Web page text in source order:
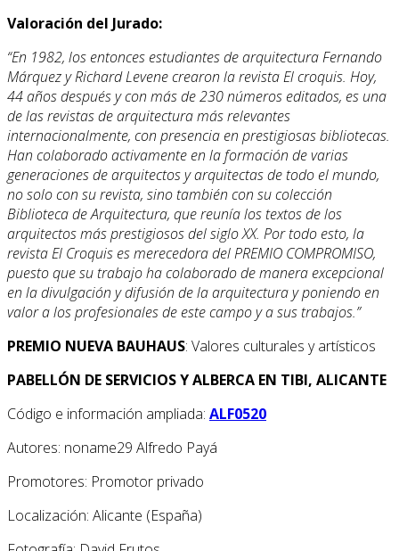
Valoración del Jurado:
“En 1982, los entonces estudiantes de arquitectura Fernando
Márquez y Richard Levene crearon la revista El croquis. Hoy,
44 años después y con más de 230 números editados, es una
de las revistas de arquitectura más relevantes
internacionalmente, con presencia en prestigiosas bibliotecas.
Han colaborado activamente en la formación de varias
generaciones de arquitectos y arquitectas de todo el mundo,
no solo con su revista, sino también con su colección
Biblioteca de Arquitectura, que reunía los textos de los
arquitectos más prestigiosos del siglo XX. Por todo esto, la
revista El Croquis es merecedora del PREMIO COMPROMISO,
puesto que su trabajo ha colaborado de manera excepcional
en la divulgación y difusión de la arquitectura y poniendo en
valor a los profesionales de este campo y a sus trabajos.”
PREMIO NUEVA BAUHAUS: Valores culturales y artísticos
PABELLÓN DE SERVICIOS Y ALBERCA EN TIBI, ALICANTE
Código e información ampliada: ALF0520
Autores: noname29 Alfredo Payá
Promotores: Promotor privado
Localización: Alicante (España)